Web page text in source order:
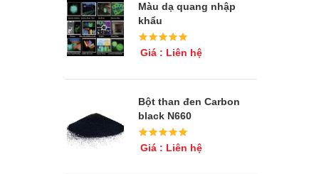
Màu dạ quang nhập
khẩu
Giá : Liên hệ
Bột than đen Carbon
black N660
Giá : Liên hệ